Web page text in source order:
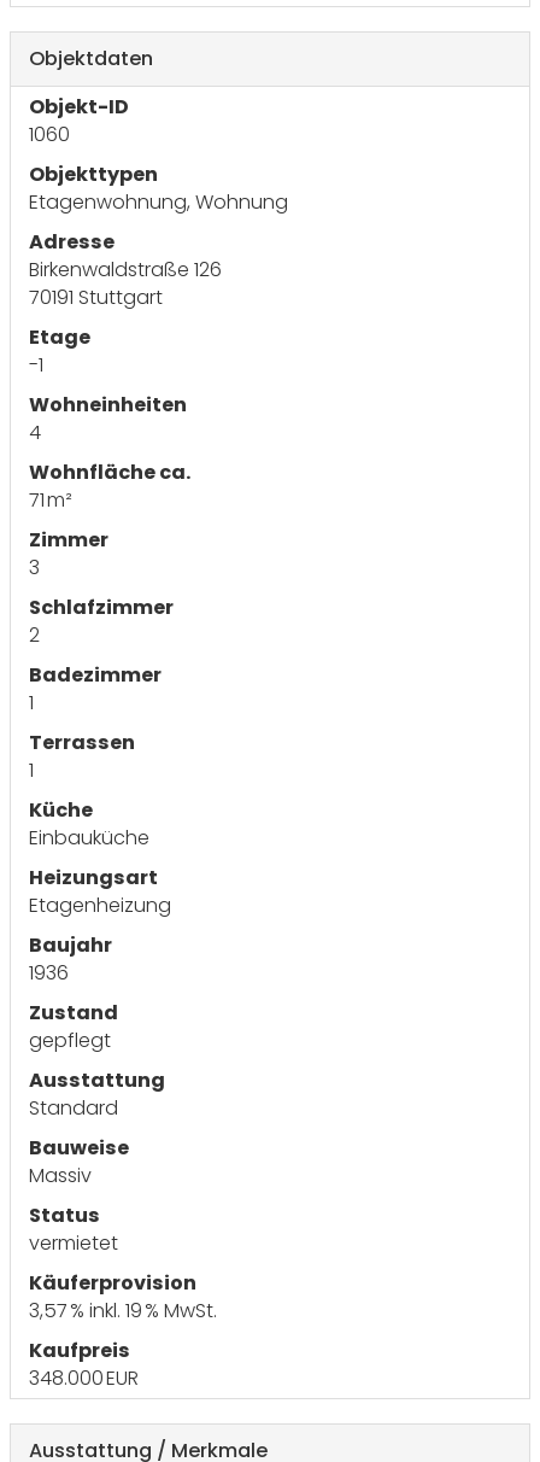
Objektdaten
Objekt-ID
1060
Objekttypen
Etagenwohnung, Wohnung
Adresse
Birkenwaldstraße 126
70191 Stuttgart
Etage
-1
Wohneinheiten
4
Wohnfläche ca.
71 m²
Zimmer
3
Schlafzimmer
2
Badezimmer
1
Terrassen
1
Küche
Einbauküche
Heizungsart
Etagenheizung
Baujahr
1936
Zustand
gepflegt
Ausstattung
Standard
Bauweise
Massiv
Status
vermietet
Käufer­provision
3,57 % inkl. 19 % MwSt.
Kaufpreis
348.000 EUR
Ausstattung / Merkmale